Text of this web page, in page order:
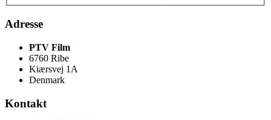
Adresse
PTV Film
6760 Ribe
Kiærsvej 1A
Denmark
Kontakt